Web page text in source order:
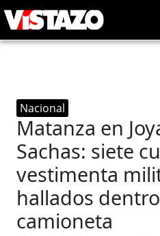
Nacional
Matanza en
Sachas: siete
vestimenta
hallados
camioneta